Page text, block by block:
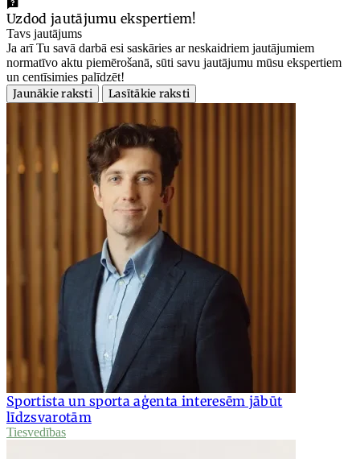
Uzdod jautājumu ekspertiem!
Tavs jautājums
Ja arī Tu savā darbā esi saskāries ar neskaidriem jautājumiem
normatīvo aktu piemērošanā, sūti savu jautājumu mūsu ekspertiem
un centīsimies palīdzēt!
Jaunākie raksti
Lasītākie raksti
Sportista un sporta aģenta interesēm jābūt
līdzsvarotām
Tiesvedības